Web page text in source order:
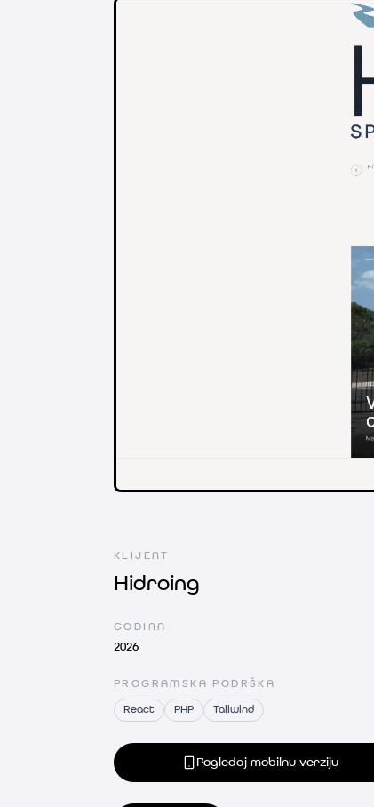
KLIJENT
Hidroing
GODINA
2026
PROGRAMSKA PODRŠKA
React PHP Tailwind
Pogledaj mobilnu verziju